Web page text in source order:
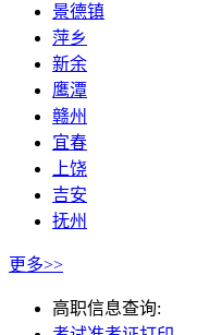
景德镇
萍乡
新余
鹰潭
赣州
宜春
上饶
吉安
抚州
更多>>
高职信息查询: